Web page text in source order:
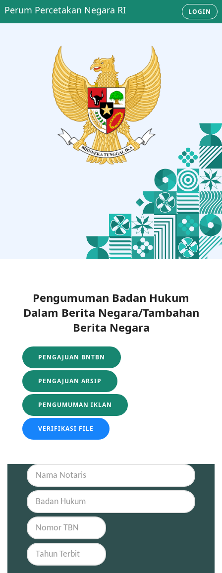
Perum Percetakan Negara RI LOGIN
Pengumuman Badan Hukum
Dalam Berita Negara/Tambahan
Berita Negara
PENGAJUAN BNTBN
PENGAJUAN ARSIP
PENGUMUMAN IKLAN
VERIFIKASI FILE